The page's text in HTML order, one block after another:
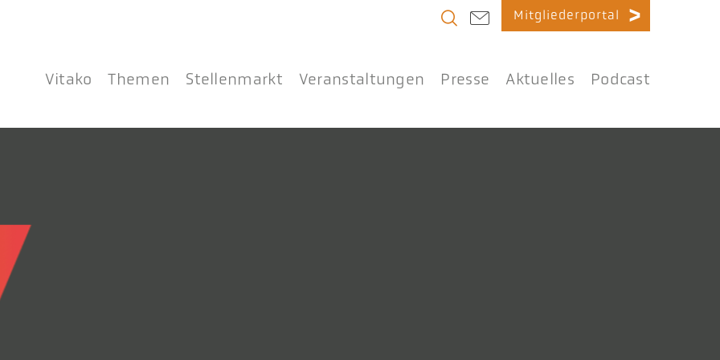
Mitgliederportal
Vitako Themen Stellenmarkt Veranstaltungen Presse Aktuelles Podcast